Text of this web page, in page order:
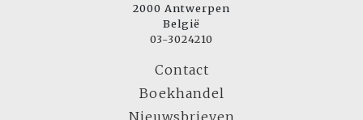
2000 Antwerpen
België
03-3024210
Contact
Boekhandel
Nieuwsbrieven